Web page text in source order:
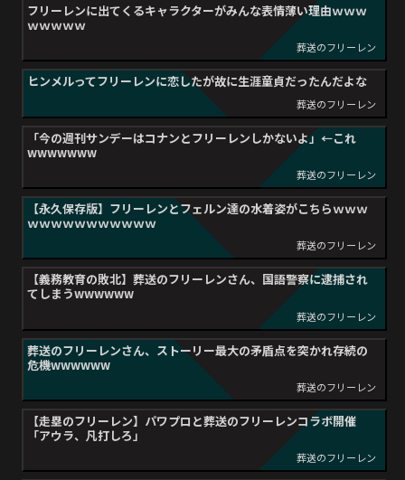
フリーレンに出てくるキャラクターがみんな表情薄い理由ｗｗｗ
ｗｗｗｗｗ
葬送のフリーレン
ヒンメルってフリーレンに恋したが故に生涯童貞だったんだよな
葬送のフリーレン
「今の週刊サンデーはコナンとフリーレンしかないよ」←これ
wwwwwww
葬送のフリーレン
【永久保存版】フリーレンとフェルン達の水着姿がこちらｗｗｗ
ｗｗｗｗｗｗｗｗｗｗｗ
葬送のフリーレン
【義務教育の敗北】葬送のフリーレンさん、国語警察に逮捕され
てしまうwwwwww
葬送のフリーレン
葬送のフリーレンさん、ストーリー最大の矛盾点を突かれ存続の
危機wwwwww
葬送のフリーレン
【走塁のフリーレン】パワプロと葬送のフリーレンコラボ開催
「アウラ、凡打しろ」
葬送のフリーレン